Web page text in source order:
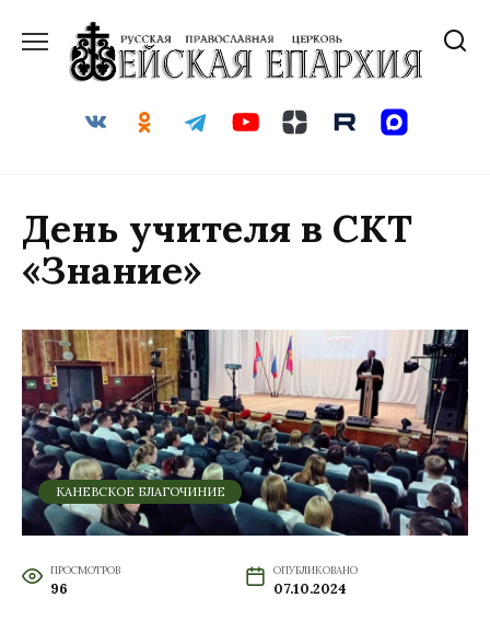
содержанию
День учителя в СКТ
«Знание»
КАНЕВСКОЕ БЛАГОЧИНИЕ
ПРОСМОТРОВ
96
ОПУБЛИКОВАНО
07.10.2024